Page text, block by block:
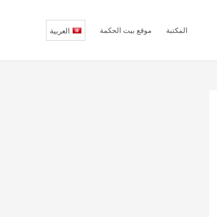
المكتبة موقع بيت الحكمة العربية